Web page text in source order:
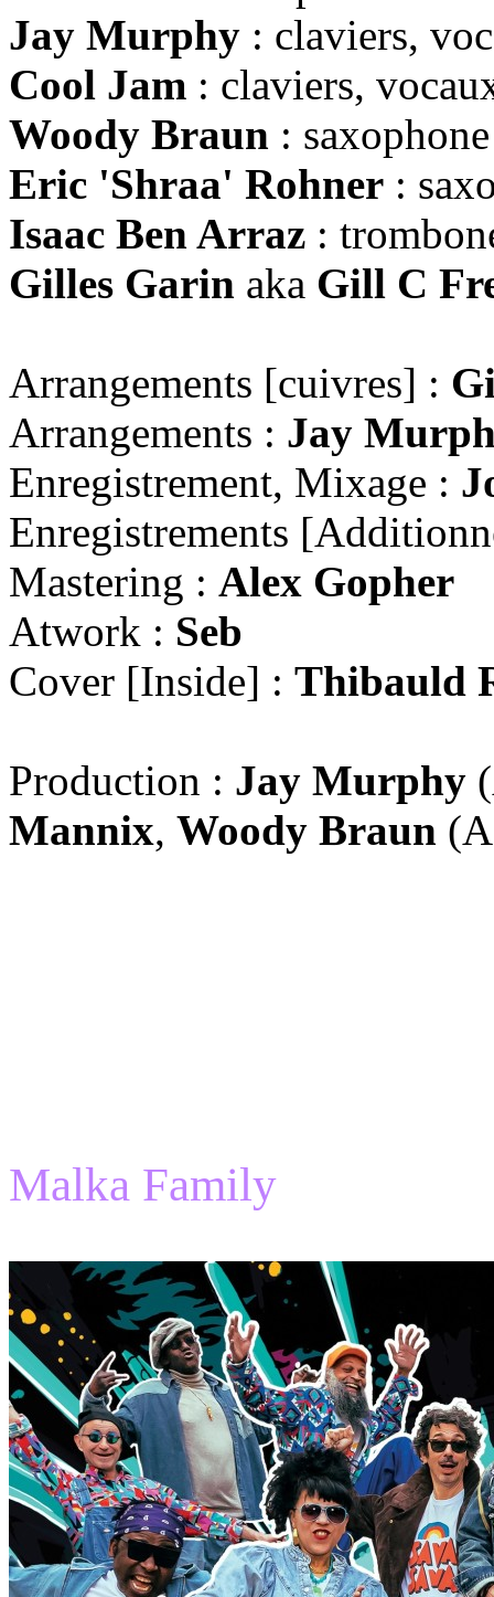
Jay Murphy : claviers,
Cool Jam : claviers,
Woody Braun :
Eric 'Shraa' Rohner :
Isaac Ben Arraz :
Gilles Garin aka Gill C
Arrangements [cuivres] :
Arrangements : Jay
Enregistrement, Mixage :
Enregistrements
Mastering : Alex Gopher
Atwork : Seb
Cover [Inside] : Thibauld
Production : Jay Murphy
Mannix, Woody Braun
Malka Family